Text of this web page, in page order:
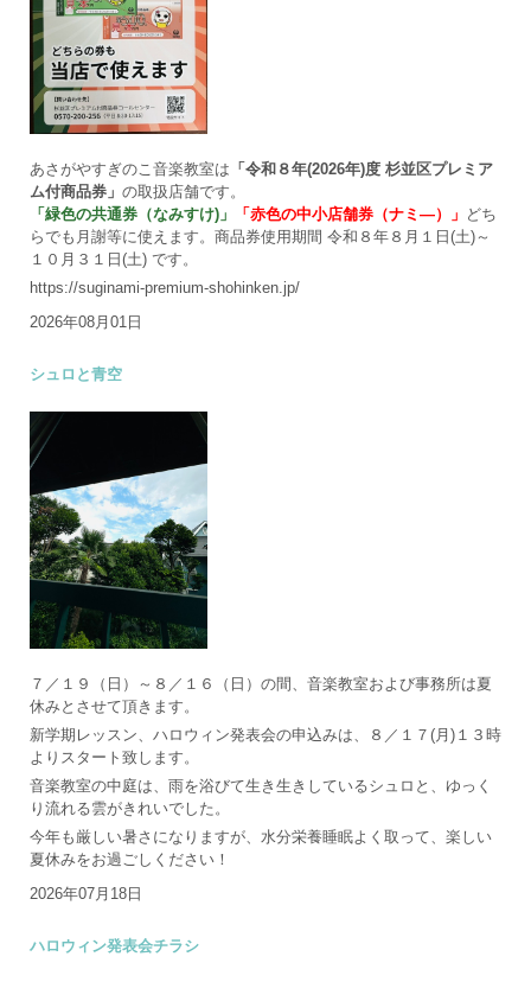
あさがやすぎのこ音楽教室は 「令和８年(2026年)度 杉並区プレミア
ム付商品券」 の取扱店舗です。
「緑色の共通券（なみすけ)」
「赤色の中小店舗券（ナミ―）」 どち
らでも月謝等に使えます。商品券使用期間 令和８年８月１日(土)～
１０月３１日(土) です。
https://suginami-premium-shohinken.jp/
2026年08月01日
シュロと青空
７／１９（日）～８／１６（日）の間、音楽教室および事務所は夏
休みとさせて頂きます。
新学期レッスン、ハロウィン発表会の申込みは、８／１７(月)１３時
よりスタート致します。
音楽教室の中庭は、雨を浴びて生き生きしているシュロと、ゆっく
り流れる雲がきれいでした。
今年も厳しい暑さになりますが、水分栄養睡眠よく取って、楽しい
夏休みをお過ごしください！
2026年07月18日
ハロウィン発表会チラシ